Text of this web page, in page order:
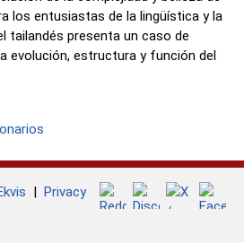
los entusiastas de la lingüística y la
tailandés presenta un caso de
evolución, estructura y función del
| Privacy